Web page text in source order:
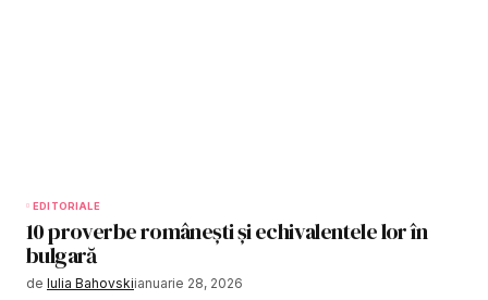
EDITORIALE
10 proverbe românești și echivalentele lor în
bulgară
de Iulia Bahovskiianuarie 28, 2026